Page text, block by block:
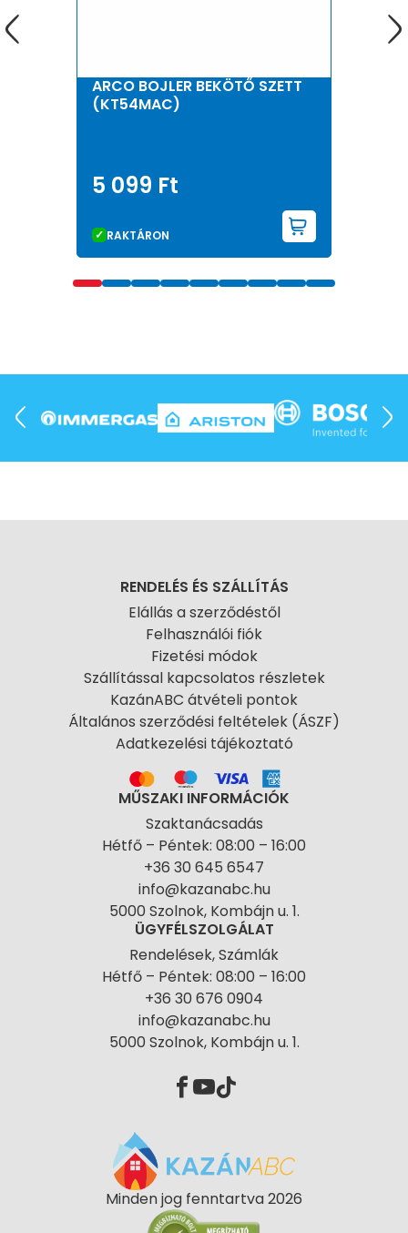
ARCO BOJLER BEKÖTŐ SZETT
(KT54MAC)
5 099 Ft
RAKTÁRON
RENDELÉS ÉS SZÁLLÍTÁS
Elállás a szerződéstől
Felhasználói fiók
Fizetési módok
Szállítással kapcsolatos részletek
KazánABC átvételi pontok
Általános szerződési feltételek (ÁSZF)
Adatkezelési tájékoztató
MŰSZAKI INFORMÁCIÓK
Szaktanácsadás
Hétfő – Péntek: 08:00 – 16:00
+36 30 645 6547
info@kazanabc.hu
5000 Szolnok, Kombájn u. 1.
ÜGYFÉLSZOLGÁLAT
Rendelések, Számlák
Hétfő – Péntek: 08:00 – 16:00
+36 30 676 0904
info@kazanabc.hu
5000 Szolnok, Kombájn u. 1.
Minden jog fenntartva 2026